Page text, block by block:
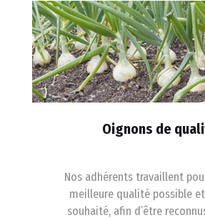
Oignons de
Nos adhérents travaillent
meilleure qualité possible
souhaité, afin d’être